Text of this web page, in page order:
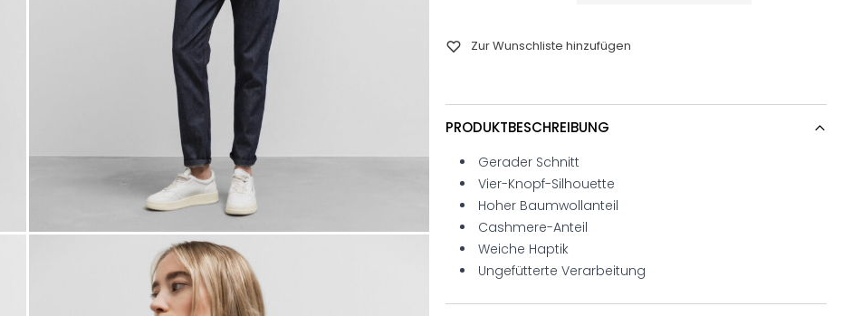
Zur Wunschliste hinzufügen
PRODUKTBESCHREIBUNG
Gerader Schnitt
Vier-Knopf-Silhouette
Hoher Baumwollanteil
Cashmere-Anteil
Weiche Haptik
Ungefütterte Verarbeitung